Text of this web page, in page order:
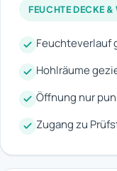
FEUCHTE DECKE
Feuchteverlauf
Hohlräume
Öffnung nur
Zugang zu